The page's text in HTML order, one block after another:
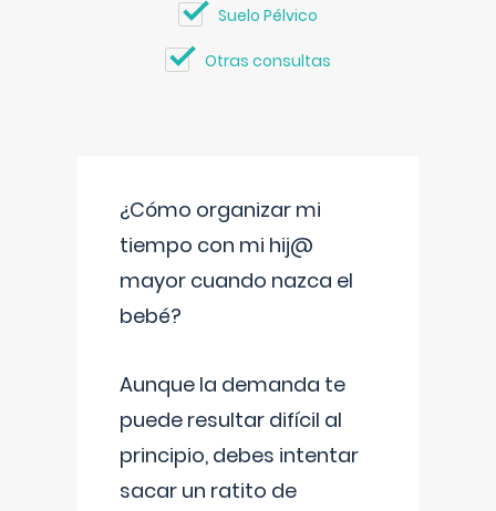
Suelo Pélvico
Otras consultas
¿Cómo organizar mi
tiempo con mi hij@
mayor cuando nazca el
bebé?
Aunque la demanda te
puede resultar difícil al
principio, debes intentar
sacar un ratito de